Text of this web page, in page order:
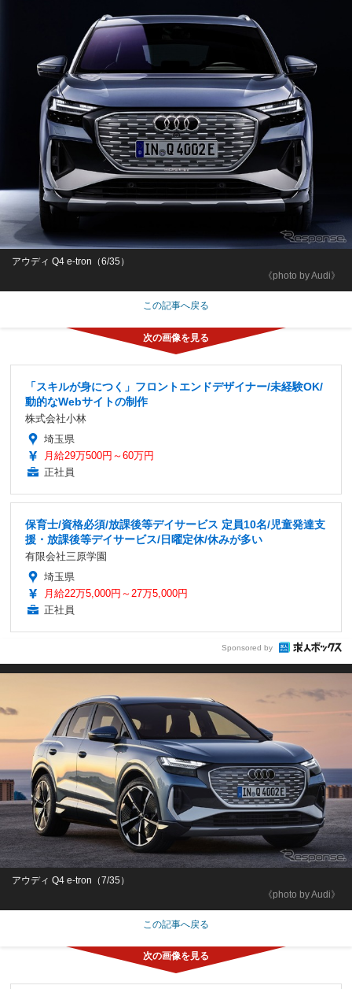
《photo by Audi》
アウディ Q4 e-tron（6/35）
この記事へ戻る
「スキルが身につく」フロントエンドデザイナー/未経験OK/
動的なWebサイトの制作
株式会社小林
埼玉県
月給29万500円～60万円
正社員
保育士/資格必須/放課後等デイサービス 定員10名/児童発達支
援・放課後等デイサービス/日曜定休/休みが多い
有限会社三原学園
埼玉県
月給22万5,000円～27万5,000円
正社員
Sponsored by
《photo by Audi》
アウディ Q4 e-tron（7/35）
この記事へ戻る